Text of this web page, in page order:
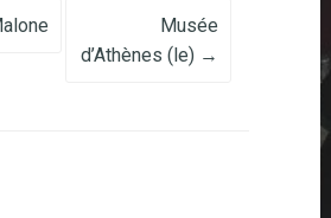
navigation
Musée
d’Athènes (le) →